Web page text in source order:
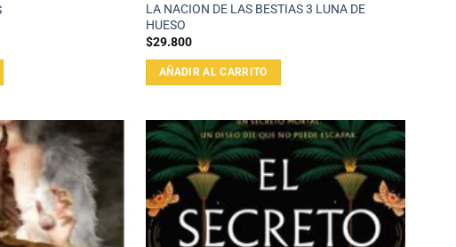
LA NACION DE LAS BESTIAS 3 LUNA DE
HUESO
$29.800
AÑADIR AL CARRITO